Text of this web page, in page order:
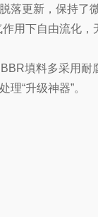
落更新，保持
用下自由流化
填料多采用
“升级神器”。